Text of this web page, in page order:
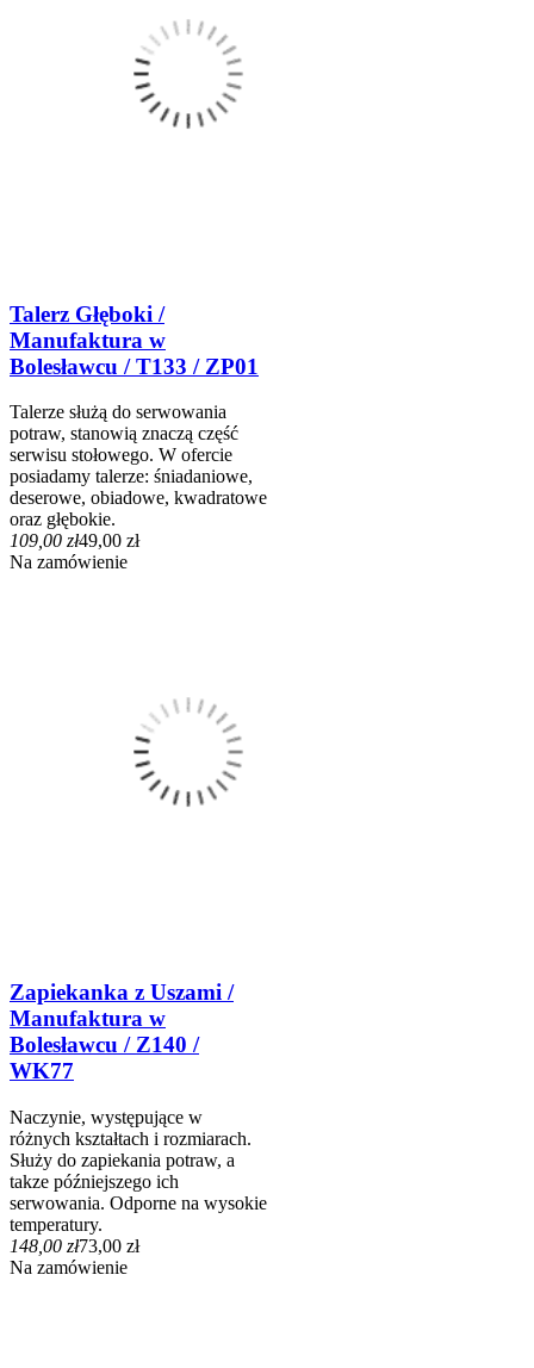
Talerz Głęboki /
Manufaktura w
Bolesławcu / T133 / ZP01
Talerze służą do serwowania
potraw, stanowią znaczą część
serwisu stołowego. W ofercie
posiadamy talerze: śniadaniowe,
deserowe, obiadowe, kwadratowe
oraz głębokie.
109,00 zł49,00 zł
Na zamówienie
Zapiekanka z Uszami /
Manufaktura w
Bolesławcu / Z140 /
WK77
Naczynie, występujące w
różnych kształtach i rozmiarach.
Służy do zapiekania potraw, a
takze późniejszego ich
serwowania. Odporne na wysokie
temperatury.
148,00 zł73,00 zł
Na zamówienie